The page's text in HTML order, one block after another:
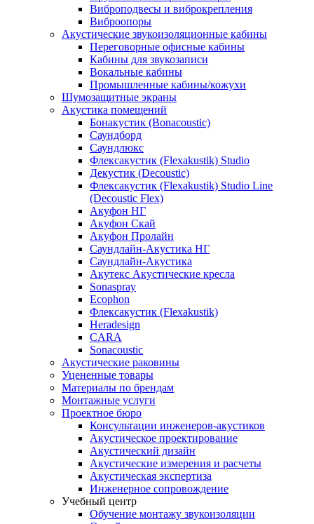
Виброподвесы и виброкрепления
Виброопоры
Акустические звукоизоляционные кабины
Переговорные офисные кабины
Кабины для звукозаписи
Вокальные кабины
Промышленные кабины/кожухи
Шумозащитные экраны
Акустика помещений
Бонакустик (Bonacoustic)
Саундборд
Саундлюкс
Флексакустик (Flexakustik) Studio
Декустик (Decoustic)
Флексакустик (Flexakustik) Studio Line
(Decoustic Flex)
Акуфон НГ
Акуфон Скай
Акуфон Пролайн
Саундлайн-Акустика НГ
Саундлайн-Акустика
Акутекс Акустические кресла
Sonaspray
Ecophon
Флексакустик (Flexakustik)
Heradesign
CARA
Sonacoustic
Акустические раковины
Уцененные товары
Материалы по брендам
Монтажные услуги
Проектное бюро
Консультации инженеров-акустиков
Акустическое проектирование
Акустический дизайн
Акустические измерения и расчеты
Акустическая экспертиза
Инженерное сопровождение
Учебный центр
Обучение монтажу звукоизоляции